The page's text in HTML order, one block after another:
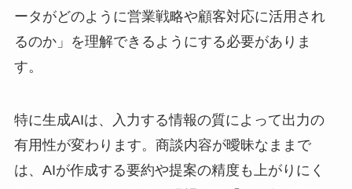
ータがどのように営業戦略や顧客対応に活用され
るのか」を理解できるようにする必要がありま
す。
特に生成AIは、入力する情報の質によって出力の
有用性が変わります。商談内容が曖昧なままで
は、AIが作成する要約や提案の精度も上がりにく